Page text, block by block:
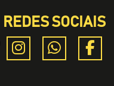
REDES SOCIAIS